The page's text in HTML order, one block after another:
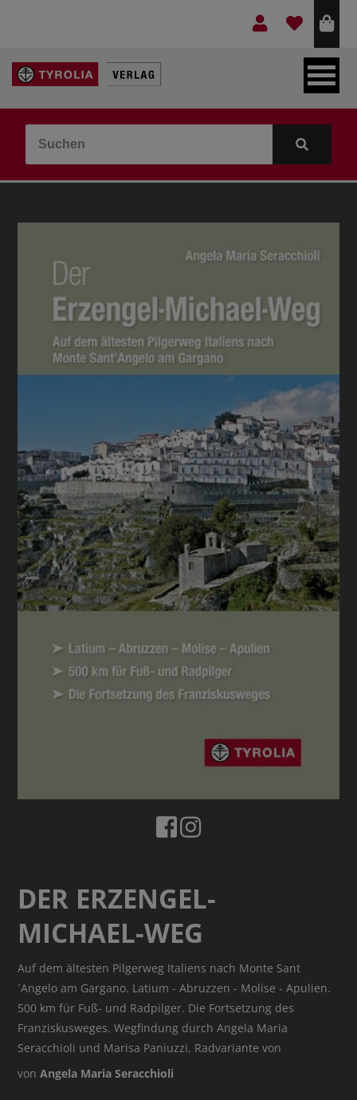
LEBEN & GLAUBE
KINDER- & JUGENDBUCH
VERLAG
IDEEN & BEGLEITMATERIAL
DER ERZENGEL-
MICHAEL-WEG
Auf dem ältesten Pilgerweg Italiens nach Monte Sant
´Angelo am Gargano. Latium - Abruzzen - Molise - Apulien.
500 km für Fuß- und Radpilger. Die Fortsetzung des
Franziskusweges. Wegfindung durch Angela Maria
Seracchioli und Marisa Paniuzzi, Radvariante von
vonAngela Maria Seracchioli